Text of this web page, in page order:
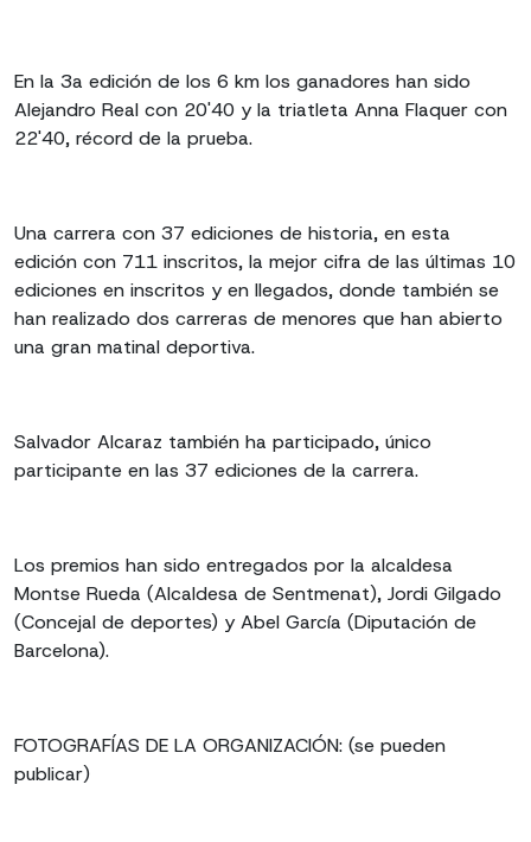
En la 3a edición de los 6 km los ganadores han sido
Alejandro Real con 20'40 y la triatleta Anna Flaquer con
22'40, récord de la prueba.
Una carrera con 37 ediciones de historia, en esta
edición con 711 inscritos, la mejor cifra de las últimas 10
ediciones en inscritos y en llegados, donde también se
han realizado dos carreras de menores que han abierto
una gran matinal deportiva.
Salvador Alcaraz también ha participado, único
participante en las 37 ediciones de la carrera.
Los premios han sido entregados por la alcaldesa
Montse Rueda (Alcaldesa de Sentmenat), Jordi Gilgado
(Concejal de deportes) y Abel García (Diputación de
Barcelona).
FOTOGRAFÍAS DE LA ORGANIZACIÓN: (se pueden
publicar)